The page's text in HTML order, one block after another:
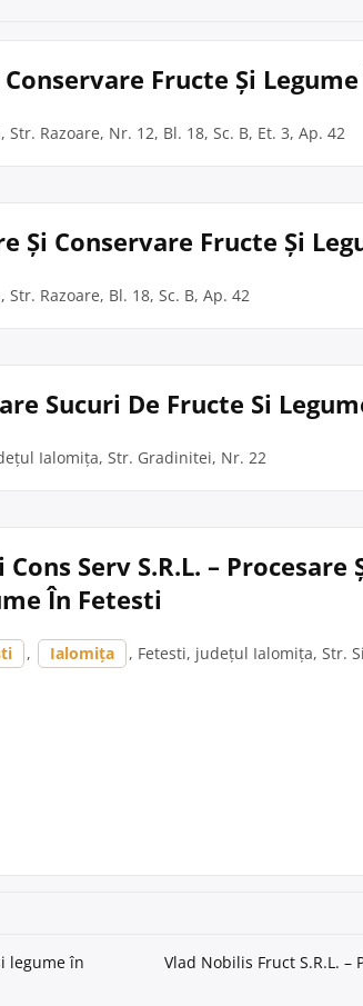
Fructe Și
Razoare, Nr. 12, Bl. 18, Sc. B, Et. 3, Ap. 42
Și Conservare Fructe Și
Razoare, Bl. 18, Sc. B, Ap. 42
Sucuri De Fructe Si
Ialomița, Str. Gradinitei, Nr. 22
Cons Serv S.R.L. –
În Fetesti
, Ialomița , Fetesti, județul Ialomița, Str.
legume în
Vlad Nobilis Fruct S.R.L.